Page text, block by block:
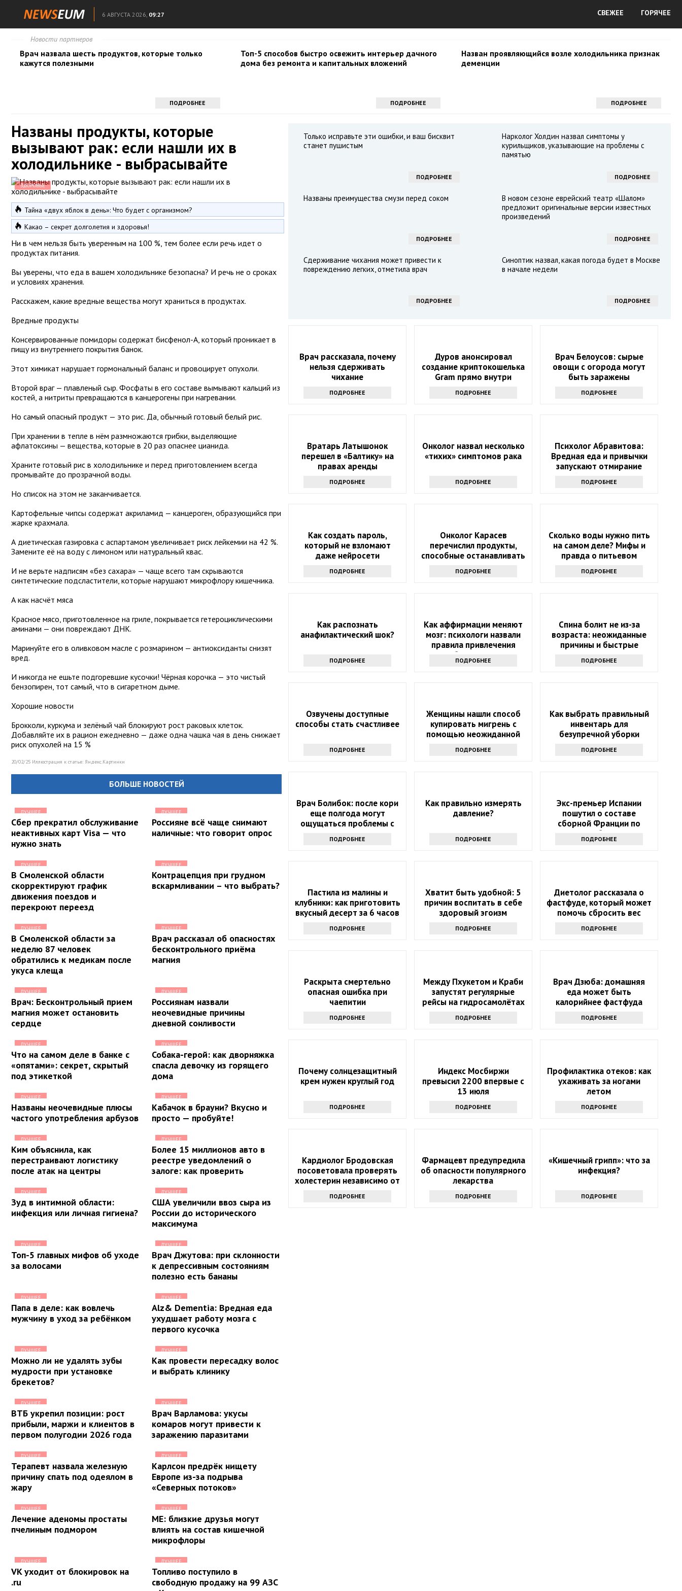
6 АВГУСТА 2026, 09:27 СВЕЖЕЕ ГОРЯЧЕЕ
Новости партнеров
Врач назвала шесть продуктов, которые только
кажутся полезными
ПОДРОБНЕЕ
Топ-5 способов быстро освежить интерьер дачного
дома без ремонта и капитальных вложений
ПОДРОБНЕЕ
Назван проявляющийся возле холодильника признак
деменции
ПОДРОБНЕЕ
Названы продукты, которые
вызывают рак: если нашли их в
холодильнике - выбрасывайте
ЗДОРОВЬЕ
Тайна «двух яблок в день»: Что будет с организмом?
Какао – секрет долголетия и здоровья!
Ни в чем нельзя быть уверенным на 100 %, тем более если речь идет о
продуктах питания.
Вы уверены, что еда в вашем холодильнике безопасна? И речь не о сроках
и условиях хранения.
Расскажем, какие вредные вещества могут храниться в продуктах.
Вредные продукты
Консервированные помидоры содержат бисфенол-А, который проникает в
пищу из внутреннего покрытия банок.
Этот химикат нарушает гормональный баланс и провоцирует опухоли.
Второй враг — плавленый сыр. Фосфаты в его составе вымывают кальций из
костей, а нитриты превращаются в канцерогены при нагревании.
Но самый опасный продукт — это рис. Да, обычный готовый белый рис.
При хранении в тепле в нём размножаются грибки, выделяющие
афлатоксины — вещества, которые в 20 раз опаснее цианида.
Храните готовый рис в холодильнике и перед приготовлением всегда
промывайте до прозрачной воды.
Но список на этом не заканчивается.
Картофельные чипсы содержат акриламид — канцероген, образующийся при
жарке крахмала.
А диетическая газировка с аспартамом увеличивает риск лейкемии на 42 %.
Замените её на воду с лимоном или натуральный квас.
И не верьте надписям «без сахара» — чаще всего там скрываются
синтетические подсластители, которые нарушают микрофлору кишечника.
А как насчёт мяса
Красное мясо, приготовленное на гриле, покрывается гетероциклическими
аминами — они повреждают ДНК.
Маринуйте его в оливковом масле с розмарином — антиоксиданты снизят
вред.
И никогда не ешьте подгоревшие кусочки! Чёрная корочка — это чистый
бензопирен, тот самый, что в сигаретном дыме.
Хорошие новости
Брокколи, куркума и зелёный чай блокируют рост раковых клеток.
Добавляйте их в рацион ежедневно — даже одна чашка чая в день снижает
риск опухолей на 15 %
20/02/25 Иллюстрация к статье: Яндекс.Картинки
БОЛЬШЕ НОВОСТЕЙ
ЛУЧШЕЕ
Сбер прекратил обслуживание
неактивных карт Visa — что
нужно знать
ЛУЧШЕЕ
Россияне всё чаще снимают
наличные: что говорит опрос
ЛУЧШЕЕ
В Смоленской области
скорректируют график
движения поездов и
перекроют переезд
ЛУЧШЕЕ
Контрацепция при грудном
вскармливании – что выбрать?
ЛУЧШЕЕ
В Смоленской области за
неделю 87 человек
обратились к медикам после
укуса клеща
ЛУЧШЕЕ
Врач рассказал об опасностях
бесконтрольного приёма
магния
ЛУЧШЕЕ
Врач: Бесконтрольный прием
магния может остановить
сердце
ЛУЧШЕЕ
Россиянам назвали
неочевидные причины
дневной сонливости
ЛУЧШЕЕ
Что на самом деле в банке с
«опятами»: секрет, скрытый
под этикеткой
ЛУЧШЕЕ
Собака-герой: как дворняжка
спасла девочку из горящего
дома
ЛУЧШЕЕ
Названы неочевидные плюсы
частого употребления арбузов
ЛУЧШЕЕ
Кабачок в брауни? Вкусно и
просто — пробуйте!
ЛУЧШЕЕ
Ким объяснила, как
перестраивают логистику
после атак на центры
ЛУЧШЕЕ
Более 15 миллионов авто в
реестре уведомлений о
залоге: как проверить
ЛУЧШЕЕ
Зуд в интимной области:
инфекция или личная гигиена?
ЛУЧШЕЕ
США увеличили ввоз сыра из
России до исторического
максимума
ЛУЧШЕЕ
Топ-5 главных мифов об уходе
за волосами
ЛУЧШЕЕ
Врач Джутова: при склонности
к депрессивным состояниям
полезно есть бананы
ЛУЧШЕЕ
Папа в деле: как вовлечь
мужчину в уход за ребёнком
ЛУЧШЕЕ
Alz& Dementia: Вредная еда
ухудшает работу мозга с
первого кусочка
ЛУЧШЕЕ
Можно ли не удалять зубы
мудрости при установке
брекетов?
ЛУЧШЕЕ
Как провести пересадку волос
и выбрать клинику
ЛУЧШЕЕ
ВТБ укрепил позиции: рост
прибыли, маржи и клиентов в
первом полугодии 2026 года
ЛУЧШЕЕ
Врач Варламова: укусы
комаров могут привести к
заражению паразитами
ЛУЧШЕЕ
Терапевт назвала железную
причину спать под одеялом в
жару
ЛУЧШЕЕ
Карлсон предрёк нищету
Европе из-за подрыва
«Северных потоков»
ЛУЧШЕЕ
Лечение аденомы простаты
пчелиным подмором
ЛУЧШЕЕ
ME: близкие друзья могут
влиять на состав кишечной
микрофлоры
ЛУЧШЕЕ
VK уходит от блокировок на
.ru
ЛУЧШЕЕ
Топливо поступило в
свободную продажу на 99 АЗС
Только исправьте эти ошибки, и ваш бисквит
станет пушистым
ПОДРОБНЕЕ
Нарколог Холдин назвал симптомы у
курильщиков, указывающие на проблемы с
памятью
ПОДРОБНЕЕ
Названы преимущества смузи перед соком
ПОДРОБНЕЕ
В новом сезоне еврейский театр «Шалом»
предложит оригинальные версии известных
произведений
ПОДРОБНЕЕ
Сдерживание чихания может привести к
повреждению легких, отметила врач
ПОДРОБНЕЕ
Синоптик назвал, какая погода будет в Москве
в начале недели
ПОДРОБНЕЕ
Врач рассказала, почему
нельзя сдерживать
чихание
ПОДРОБНЕЕ
Дуров анонсировал
создание криптокошелька
Gram прямо внутри
ПОДРОБНЕЕ
Врач Белоусов: сырые
овощи с огорода могут
быть заражены
ПОДРОБНЕЕ
Вратарь Латышонок
перешел в «Балтику» на
правах аренды
ПОДРОБНЕЕ
Онколог назвал несколько
«тихих» симптомов рака
ПОДРОБНЕЕ
Психолог Абравитова:
Вредная еда и привычки
запускают отмирание
нейронов в мозгу
ПОДРОБНЕЕ
Как создать пароль,
который не взломают
даже нейросети
ПОДРОБНЕЕ
Онколог Карасев
перечислил продукты,
способные останавливать
ПОДРОБНЕЕ
Сколько воды нужно пить
на самом деле? Мифы и
правда о питьевом
ПОДРОБНЕЕ
Как распознать
анафилактический шок?
ПОДРОБНЕЕ
Как аффирмации меняют
мозг: психологи назвали
правила привлечения
богатства
ПОДРОБНЕЕ
Спина болит не из-за
возраста: неожиданные
причины и быстрые
ПОДРОБНЕЕ
Озвучены доступные
способы стать счастливее
ПОДРОБНЕЕ
Женщины нашли способ
купировать мигрень с
помощью неожиданной
ПОДРОБНЕЕ
Как выбрать правильный
инвентарь для
безупречной уборки
ПОДРОБНЕЕ
Врач Болибок: после кори
еще полгода могут
ощущаться проблемы с
ПОДРОБНЕЕ
Как правильно измерять
давление?
ПОДРОБНЕЕ
Экс-премьер Испании
пошутил о составе
сборной Франции по
футболу
ПОДРОБНЕЕ
Пастила из малины и
клубники: как приготовить
вкусный десерт за 6 часов
ПОДРОБНЕЕ
Хватит быть удобной: 5
причин воспитать в себе
здоровый эгоизм
ПОДРОБНЕЕ
Диетолог рассказала о
фастфуде, который может
помочь сбросить вес
ПОДРОБНЕЕ
Раскрыта смертельно
опасная ошибка при
чаепитии
ПОДРОБНЕЕ
Между Пхукетом и Краби
запустят регулярные
рейсы на гидросамолётах
ПОДРОБНЕЕ
Врач Дзюба: домашняя
еда может быть
калорийнее фастфуда
ПОДРОБНЕЕ
Почему солнцезащитный
крем нужен круглый год
ПОДРОБНЕЕ
Индекс Мосбиржи
превысил 2200 впервые с
13 июля
ПОДРОБНЕЕ
Профилактика отеков: как
ухаживать за ногами
летом
ПОДРОБНЕЕ
Кардиолог Бродовская
посоветовала проверять
холестерин независимо от
ПОДРОБНЕЕ
Фармацевт предупредила
об опасности популярного
лекарства
ПОДРОБНЕЕ
«Кишечный грипп»: что за
инфекция?
ПОДРОБНЕЕ